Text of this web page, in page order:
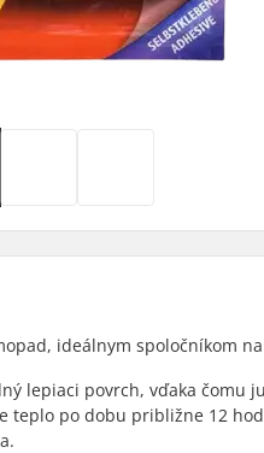
ideálnym spoločníkom
lepiaci povrch, vďaka čomu
teplo po dobu približne 12